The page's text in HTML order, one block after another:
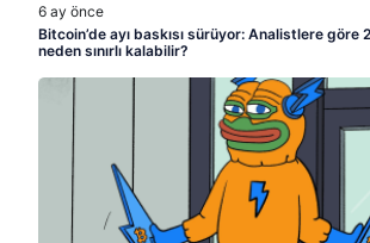
6 ay önce
Bitcoin’de ayı baskısı sürüyor: Analistlere göre
neden sınırlı kalabilir?